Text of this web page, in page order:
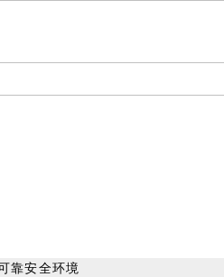
靠安全环境